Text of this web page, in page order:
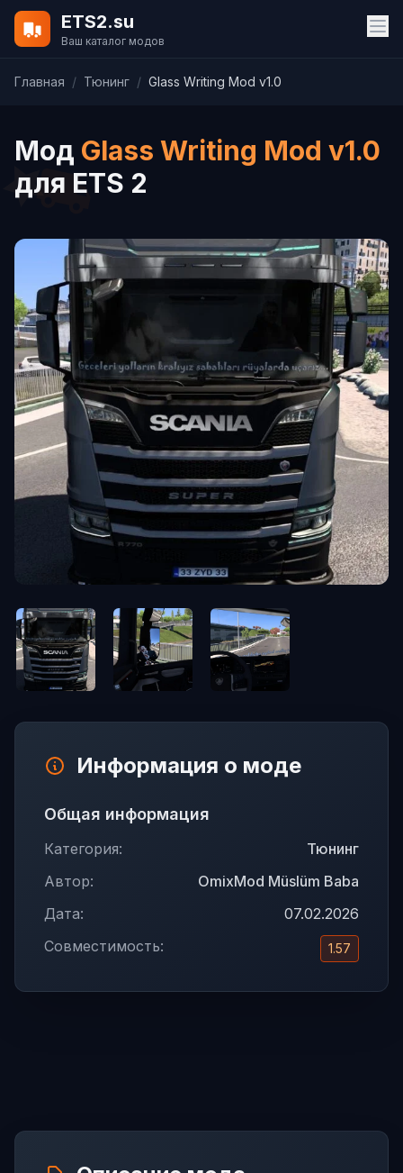
ETS2.su
Ваш каталог модов
Главная / Тюнинг / Glass Writing Mod v1.0
Мод Glass Writing Mod v1.0
для ETS 2
Информация о моде
Общая информация
Категория:
Тюнинг
Автор:
OmixMod Müslüm Baba
Дата:
07.02.2026
Совместимость:
1.57